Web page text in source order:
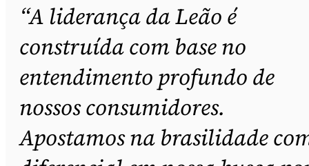
“A liderança da Leão é
construída com base no
entendimento profundo de
nossos consumidores.
Apostamos na brasilidade